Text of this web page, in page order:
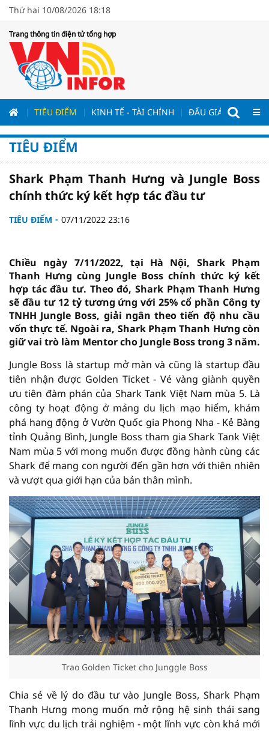
Thứ hai 10/08/2026 18:18
Trang thông tin điện tử tổng hợp
TIÊU ĐIỂM KINH TẾ - TÀI CHÍNH ĐẤU GIÁ - ĐẤU
TIÊU ĐIỂM
Shark Phạm Thanh Hưng và Jungle Boss
chính thức ký kết hợp tác đầu tư
TIÊU ĐIỂM 07/11/2022 23:16
Chiều ngày 7/11/2022, tại Hà Nội, Shark Phạm
Thanh Hưng cùng Jungle Boss chính thức ký kết
hợp tác đầu tư. Theo đó, Shark Phạm Thanh Hưng
sẽ đầu tư 12 tỷ tương ứng với 25% cổ phần Công ty
TNHH Jungle Boss, giải ngân theo tiến độ nhu cầu
vốn thực tế. Ngoài ra, Shark Phạm Thanh Hưng còn
giữ vai trò làm Mentor cho Jungle Boss trong 3 năm.
Jungle Boss là startup mở màn và cũng là startup đầu
tiên nhận được Golden Ticket - Vé vàng giành quyền
ưu tiên đàm phán của Shark Tank Việt Nam mùa 5. Là
công ty hoạt động ở mảng du lịch mạo hiểm, khám
phá hang động ở Vườn Quốc gia Phong Nha - Kẻ Bàng
tỉnh Quảng Bình, Jungle Boss tham gia Shark Tank Việt
Nam mùa 5 với mong muốn được đồng hành cùng các
Shark để mang con người đến gần hơn với thiên nhiên
và vượt qua giới hạn của bản thân mình.
Trao Golden Ticket cho Junggle Boss
Chia sẻ về lý do đầu tư vào Jungle Boss, Shark Phạm
Thanh Hưng mong muốn mở rộng hệ sinh thái sang
lĩnh vực du lịch trải nghiệm - một lĩnh vực còn khá mới